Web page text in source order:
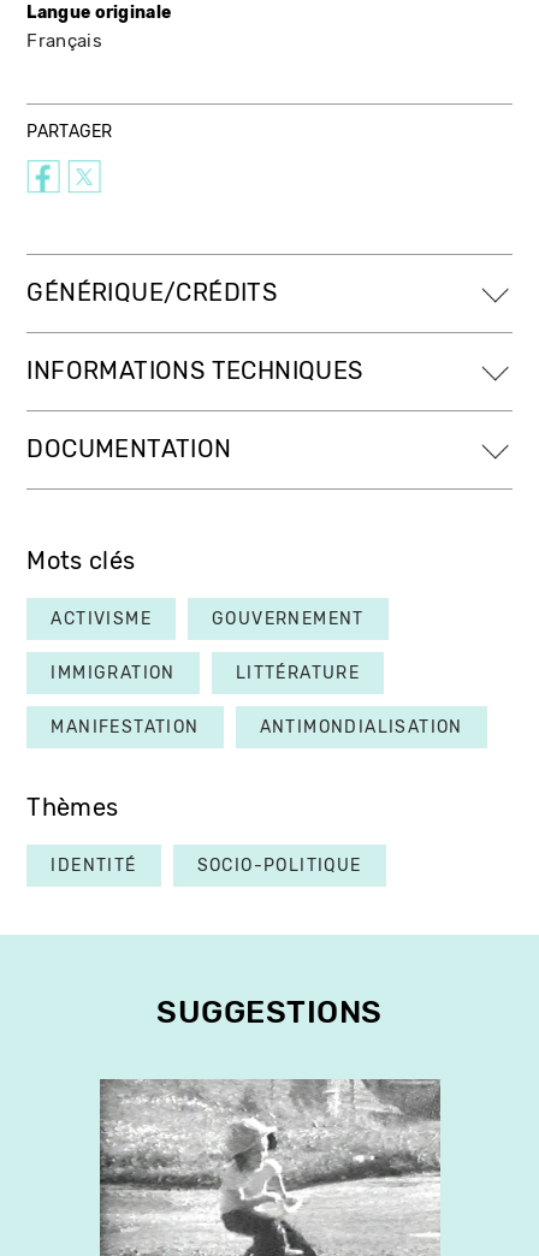
Langue originale
Français
PARTAGER
GÉNÉRIQUE/CRÉDITS
INFORMATIONS TECHNIQUES
DOCUMENTATION
Mots clés
ACTIVISME GOUVERNEMENT
IMMIGRATION LITTÉRATURE
MANIFESTATION ANTIMONDIALISATION
Thèmes
IDENTITÉ SOCIO-POLITIQUE
SUGGESTIONS